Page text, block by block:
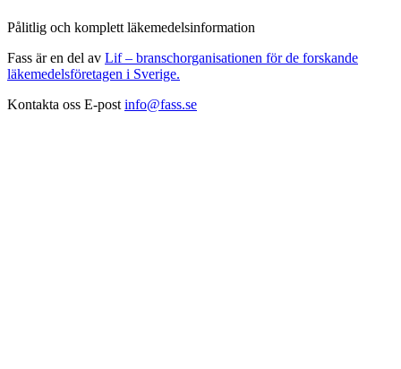
Pålitlig och komplett läkemedelsinformation
Fass är en del av Lif – branschorganisationen för de forskande
läkemedelsföretagen i Sverige.
Kontakta oss E-post info@fass.se